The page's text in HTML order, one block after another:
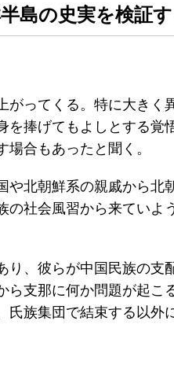
の史実を検証す
ってくる。特に大きく
捧げてもよしとする覚
合もあったと聞く。
北朝鮮系の親戚から北
社会風習から来ていよ
、彼らが中国民族の支
支那に何か問題が起こ
族集団で結束する以外